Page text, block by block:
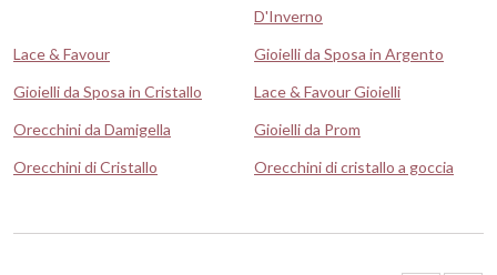
D'Inverno
Lace & Favour
Gioielli da Sposa in Argento
Gioielli da Sposa in Cristallo
Lace & Favour Gioielli
Orecchini da Damigella
Gioielli da Prom
Orecchini di Cristallo
Orecchini di cristallo a goccia